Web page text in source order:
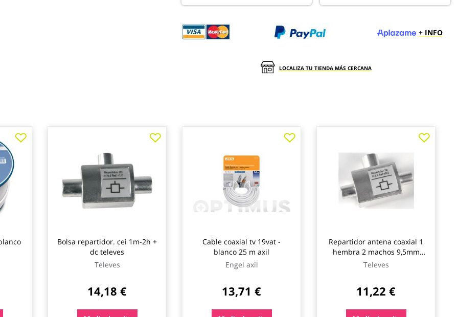
+ INFO
LOCALIZA TU TIENDA MÁS CERCANA
Bolsa repartidor. cei 1m-2h +
dc televes
Televes
14,18 €
Cable coaxial tv 19vat -
blanco 25 m axil
Engel axil
13,71 €
Repartidor antena coaxial 1
hembra 2 machos 9,5mm
televes
Televes
11,22 €